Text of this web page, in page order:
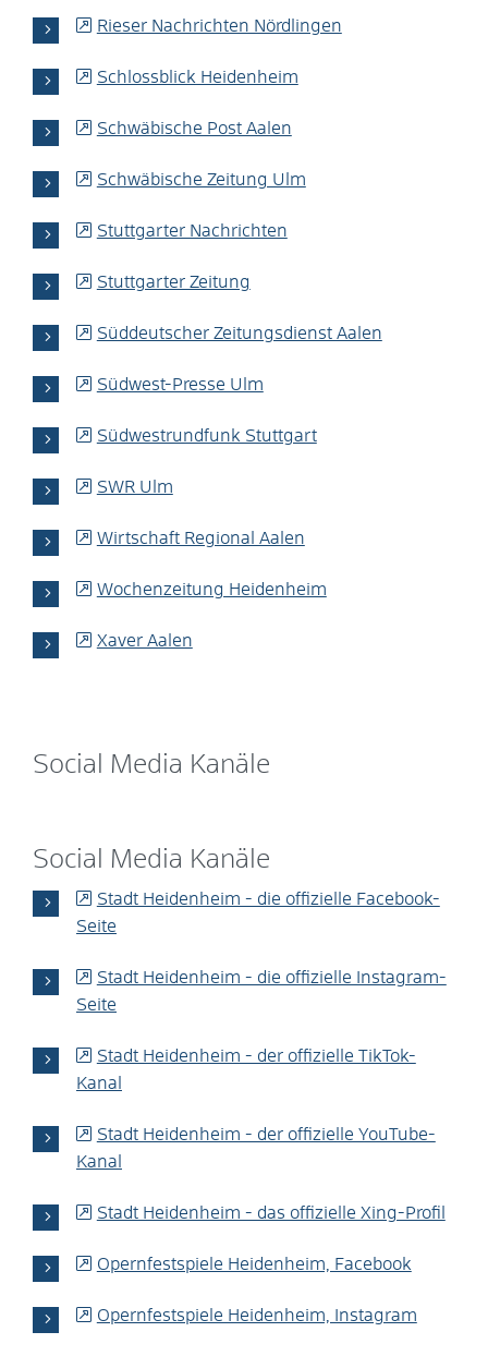
Rieser Nachrichten Nördlingen
Schlossblick Heidenheim
Schwäbische Post Aalen
Schwäbische Zeitung Ulm
Stuttgarter Nachrichten
Stuttgarter Zeitung
Süddeutscher Zeitungsdienst Aalen
Südwest-Presse Ulm
Südwestrundfunk Stuttgart
SWR Ulm
Wirtschaft Regional Aalen
Wochenzeitung Heidenheim
Xaver Aalen
Social Media Kanäle
Social Media Kanäle
Stadt Heidenheim - die offizielle Facebook-
Seite
Stadt Heidenheim - die offizielle Instagram-
Seite
Stadt Heidenheim - der offizielle TikTok-
Kanal
Stadt Heidenheim - der offizielle YouTube-
Kanal
Stadt Heidenheim - das offizielle Xing-Profil
Opernfestspiele Heidenheim, Facebook
Opernfestspiele Heidenheim, Instagram